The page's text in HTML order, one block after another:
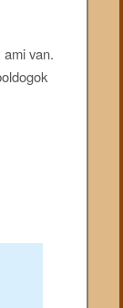
van.